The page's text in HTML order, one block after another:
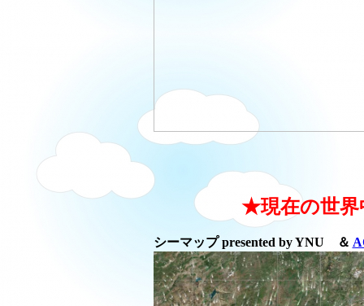
★現在の世界
シーマップ presented by YNU ＆